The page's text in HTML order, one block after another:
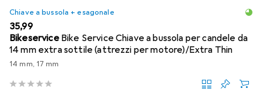
Chiave a bussola + esagonale
EUR
35,99
Bikeservice Bike Service Chiave a bussola per candele da
14 mm extra sottile (attrezzi per motore)/Extra Thin
14 mm, 17 mm